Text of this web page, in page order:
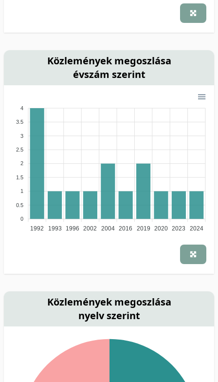
Közlemények megoszlása
évszám szerint
4
3.5
3
2.5
2
1.5
1
0.5
0
1992 1993 1996 2002 2004 2016 2019 2020 2023 2024
Közlemények megoszlása
nyelv szerint